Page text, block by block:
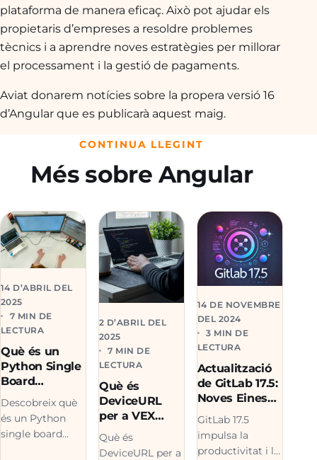
plataforma de manera eficaç. Això pot ajudar els
propietaris d’empreses a resoldre problemes
tècnics i a aprendre noves estratègies per millorar
el processament i la gestió de pagaments.
Aviat donarem notícies sobre la propera versió 16
d’Angular que es publicarà aquest maig.
CONTINUA LLEGINT
Més sobre Angular
14 D’ABRIL DEL
2025
7 MIN DE
LECTURA
Què és un
Python Single
Board
Computer?
Descobrint el
potencial dels
sistemes
Descobreix què
és un Python
single board
2 D’ABRIL DEL
2025
7 MIN DE
LECTURA
Què és
DeviceURL
per a VEX
Brain? Un
Node.js Prime
Què és
DeviceURL per a
14 DE NOVEMBRE
DEL 2024
3 MIN DE
LECTURA
Actualització
de GitLab 17.5:
Noves Eines
per a
Desenvolupad
ors
GitLab 17.5
impulsa la
productivitat i la